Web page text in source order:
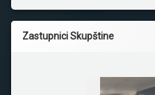
Zastupnici Skupštine